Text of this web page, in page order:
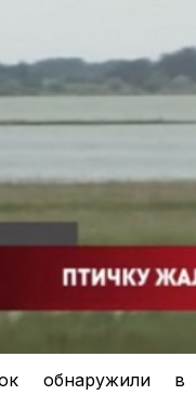
обнаружили в